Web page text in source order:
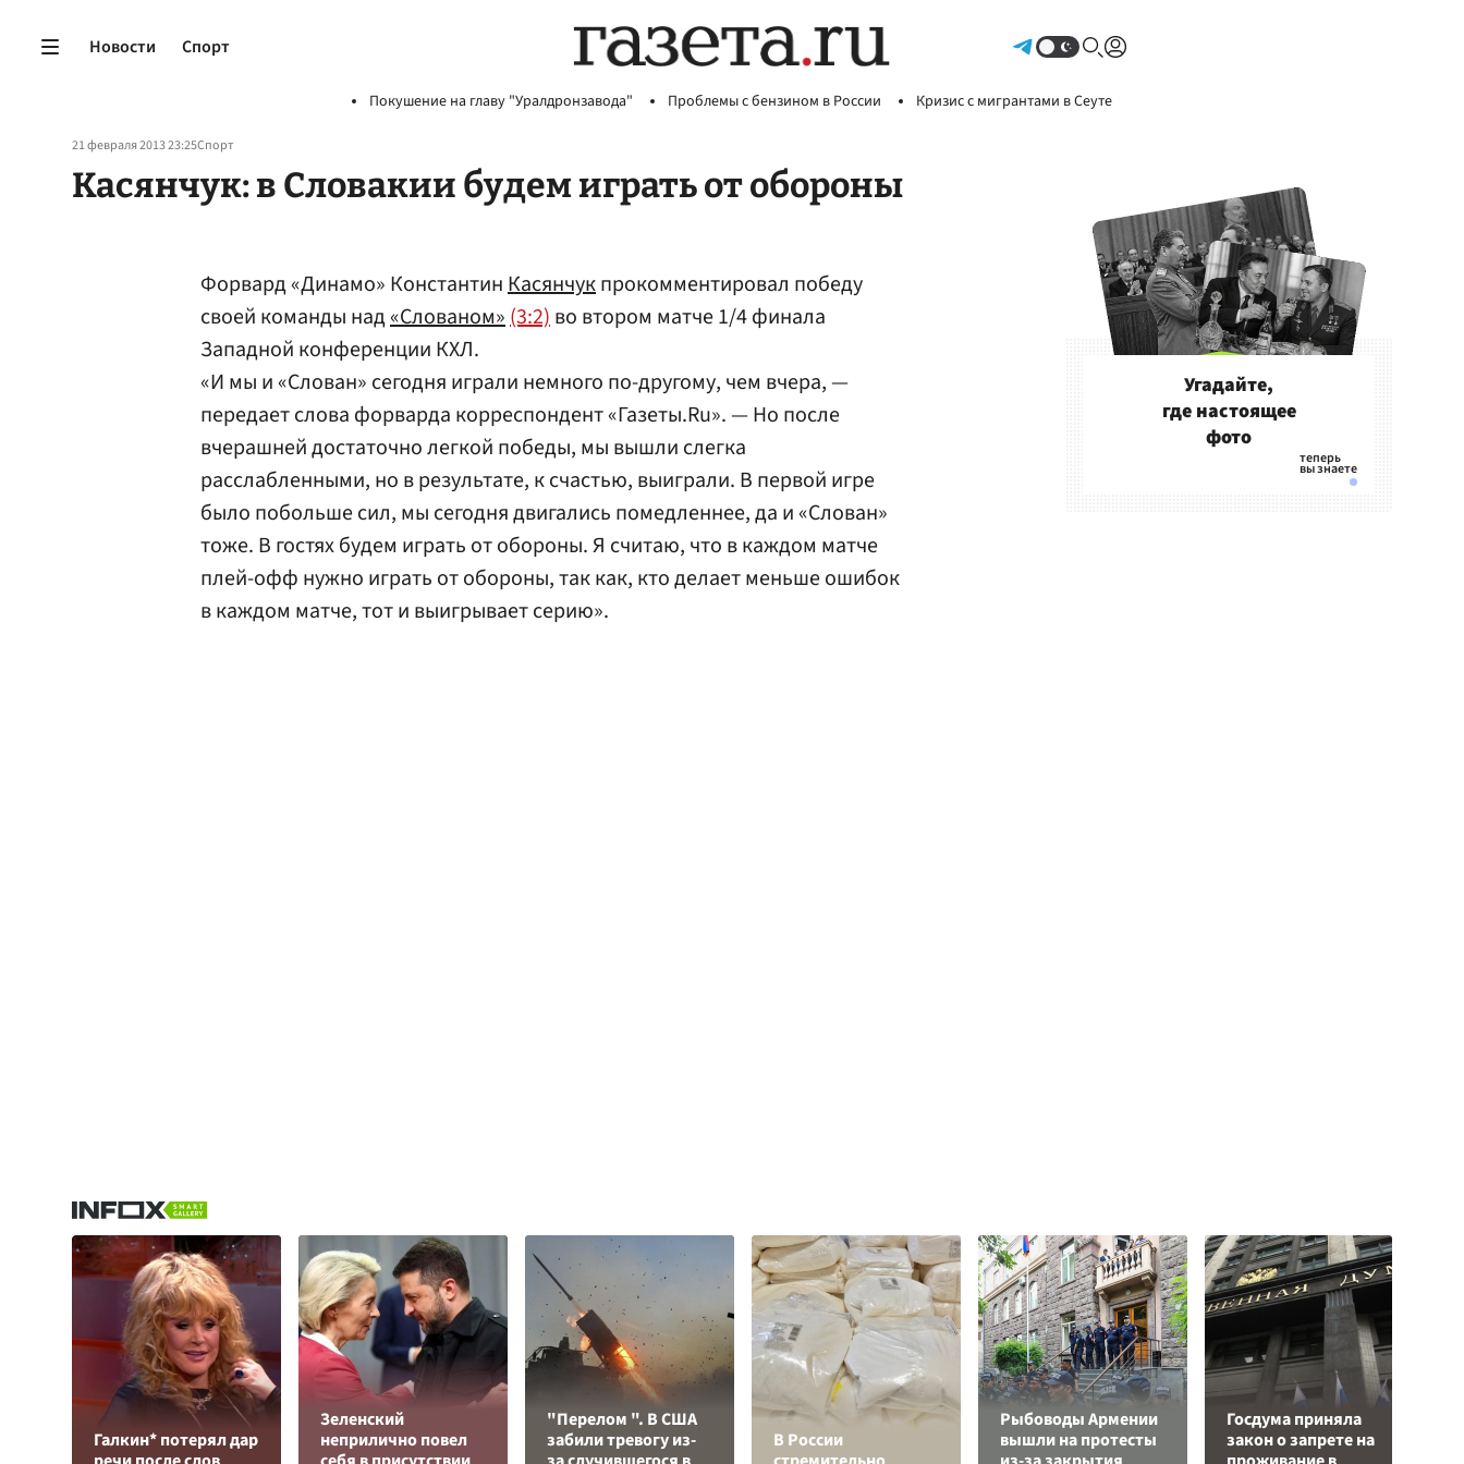
Новости Спорт
Покушение на главу "Уралдронзавода" Проблемы с бензином в России Кризис с мигрантами в Сеуте
21 февраля 2013 23:25Спорт
Касянчук: в Словакии будем играть от обороны
Форвард «Динамо» КонстантинКасянчукпрокомментировал победу
своей команды над«Слованом»(3:2)во втором матче 1/4 финала
Западной конференции КХЛ.
«И мы и «Слован» сегодня играли немного по-другому, чем вчера, —
передает слова форварда корреспондент «Газеты.Ru». — Но после
вчерашней достаточно легкой победы, мы вышли слегка
расслабленными, но в результате, к счастью, выиграли. В первой игре
было побольше сил, мы сегодня двигались помедленнее, да и «Слован»
тоже. В гостях будем играть от обороны. Я считаю, что в каждом матче
плей-офф нужно играть от обороны, так как, кто делает меньше ошибок
в каждом матче, тот и выигрывает серию».
Угадайте,
где настоящее
фото
Галкин* потерял дар
Зеленский
неприлично повел
"Перелом ". В США
забили тревогу из-
В России
Рыбоводы Армении
вышли на протесты
Госдума приняла
закон о запрете на